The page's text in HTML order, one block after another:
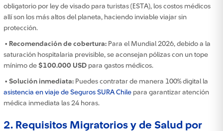
obligatorio por ley de visado para turistas (ESTA), los costos médicos
allí son los más altos del planeta, haciendo inviable viajar sin
protección.
• Recomendación de cobertura: Para el Mundial 2026, debido a la
saturación hospitalaria previsible, se aconsejan pólizas con un tope
mínimo de $100.000 USD para gastos médicos.
• Solución inmediata: Puedes contratar de manera 100% digital la
asistencia en viaje de Seguros SURA Chile para garantizar atención
médica inmediata las 24 horas.
2. Requisitos Migratorios y de Salud por